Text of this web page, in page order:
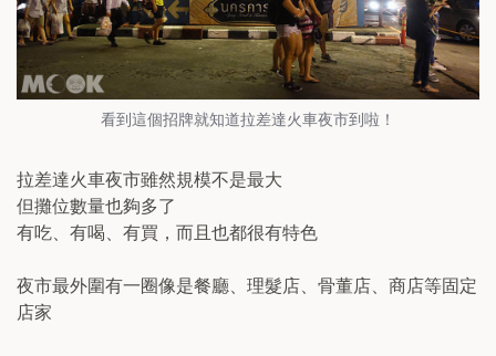
看到這個招牌就知道拉差達火車夜市到啦！
拉差達火車夜市雖然規模不是最大
但攤位數量也夠多了
有吃、有喝、有買，而且也都很有特色
夜市最外圍有一圈像是餐廳、理髮店、骨董店、商店等固定
店家